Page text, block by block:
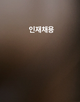
인재채용